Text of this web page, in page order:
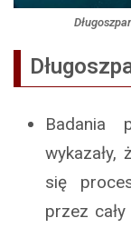
Długoszpar
Badania
wykazały,
się
przez